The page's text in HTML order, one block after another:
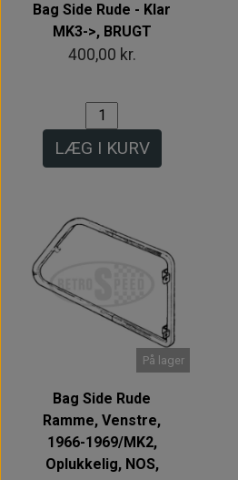
Bag Side Rude - Klar
MK3->, BRUGT
400,00 kr.
LÆG I KURV
På lager
Bag Side Rude
Ramme, Venstre,
1966-1969/MK2,
Oplukkelig, NOS,